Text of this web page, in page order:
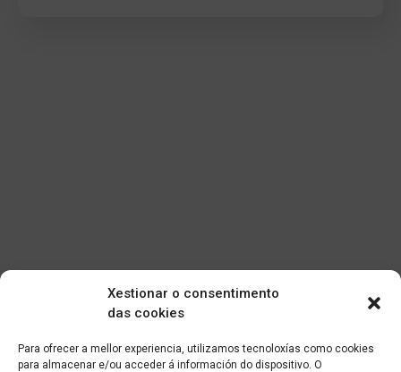
Xestionar o consentimento
das cookies
Para ofrecer a mellor experiencia, utilizamos tecnoloxías como cookies
para almacenar e/ou acceder á información do dispositivo. O